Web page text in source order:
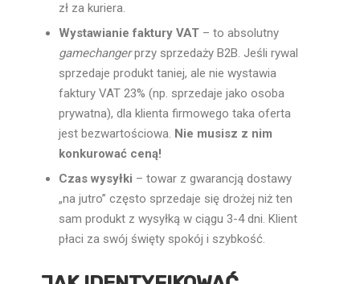
zł za kuriera.
Wystawianie faktury VAT– to absolutny
gamechangerprzy sprzedaży B2B. Jeśli rywal
sprzedaje produkt taniej, ale nie wystawia
faktury VAT 23% (np. sprzedaje jako osoba
prywatna), dla klienta firmowego taka oferta
jest bezwartościowa. Nie musisz z nim
konkurować ceną!
Czas wysyłki – towar z gwarancją dostawy
„na jutro” często sprzedaje się drożej niż ten
sam produkt z wysyłką w ciągu 3-4 dni. Klient
płaci za swój święty spokój i szybkość.